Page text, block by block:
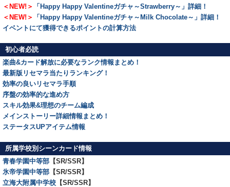
＜NEW!＞
「Happy Happy Valentineガチャ～Strawberry～」詳細！
＜NEW!＞
「Happy Happy Valentineガチャ～Milk Chocolate～」詳細！
イベントにて獲得できるポイントの計算方法
初心者必読
楽曲&カード解放に必要なランク情報まとめ！
最新版リセマラ当たりランキング！
効率の良いリセマラ手順
序盤の効率的な進め方
スキル効果&理想のチーム編成
メインストーリー詳細情報まとめ！
ステータスUPアイテム情報
所属学校別シーンカード情報
青春学園中等部 【SR/SSR】
氷帝学園中等部 【SR/SSR】
立海大附属中学校 【SR/SSR】